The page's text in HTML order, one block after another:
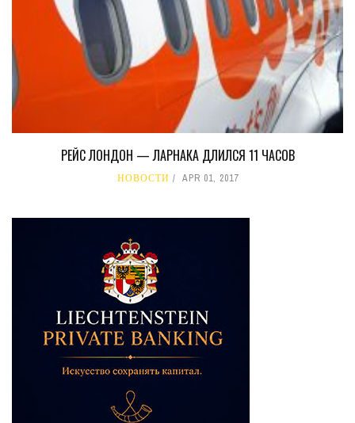
РЕЙС ЛОНДОН — ЛАРНАКА ДЛИЛСЯ 11 ЧАСОВ
НОВОСТИ APR 01, 2017